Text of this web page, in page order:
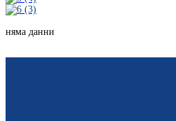
няма данни